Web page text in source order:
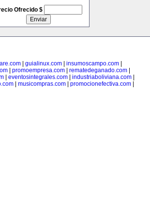
Ofrecido $
| guialinux.com| insumoscampo.com|
promoempresa.com rematedeganado.com
eventosintegrales.com industriaboliviana.com
musicompras.com promocionefectiva.com